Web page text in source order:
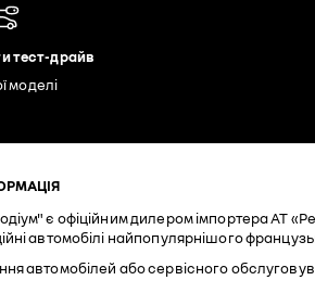
тест-драйв
моделі
є офіційним дилером імпортера АТ
автомобілі найпопулярнішого
автомобілей або сервісного